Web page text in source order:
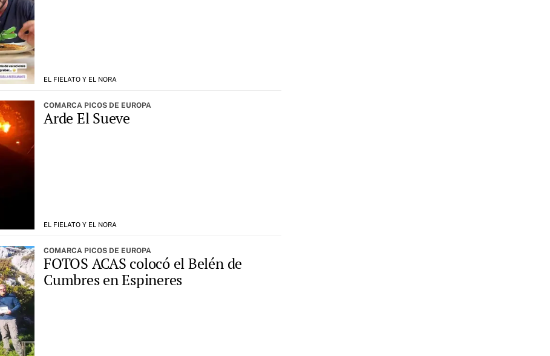
EL FIELATO Y EL NORA
COMARCA PICOS DE EUROPA
Arde El Sueve
EL FIELATO Y EL NORA
COMARCA PICOS DE EUROPA
FOTOS ACAS colocó el Belén de
Cumbres en Espineres